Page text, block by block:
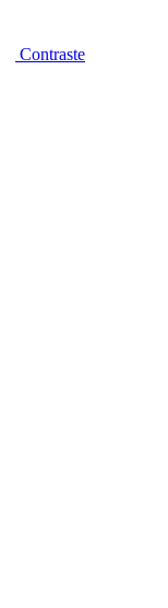
Contraste